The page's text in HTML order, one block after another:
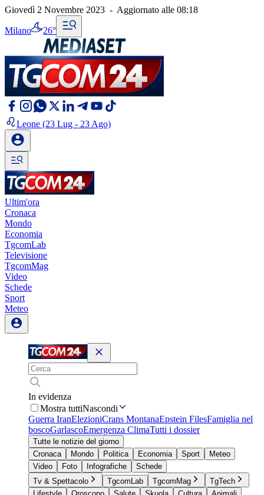
Giovedì 2 Novembre 2023 - Aggiornato alle 08:18
Milano 26°
Leone (23 Lug - 23 Ago)
Ultim'ora
Cronaca
Mondo
Economia
TgcomLab
Televisione
TgcomMag
Video
Schede
Sport
Meteo
In evidenza
Mostra tuttiNascondi
Guerra IranElezioniCrans MontanaEpstein FilesFamiglia nel
boscoGarlascoEmergenza ClimaTutti i dossier
Tutte le notizie del giorno
Cronaca
Mondo Politica Economia Sport
Meteo
Video
Foto Infografiche
Schede
Tv & Spettacolo
TgcomLab TgcomMag
TgTech